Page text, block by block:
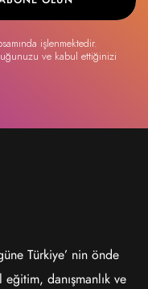
işlenmektedir.
ve kabul ettiğinizi
Türkiye’ nin önde
danışmanlık ve